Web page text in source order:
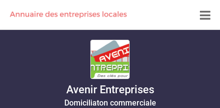
Avenir Entreprises
Domiciliaton commerciale